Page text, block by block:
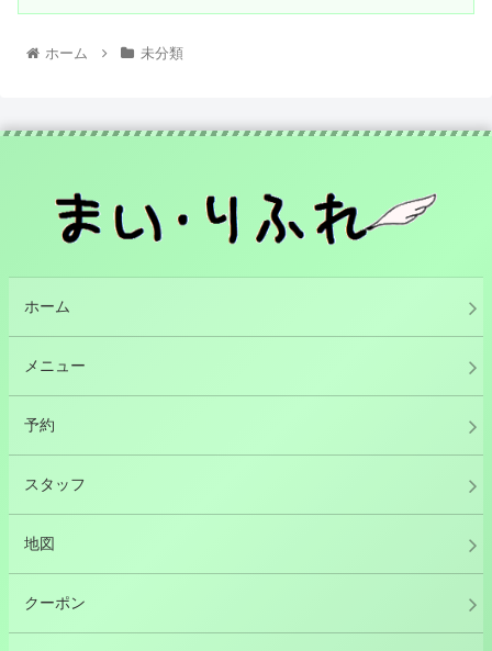
ホーム 未分類
ホーム
メニュー
予約
スタッフ
地図
クーポン